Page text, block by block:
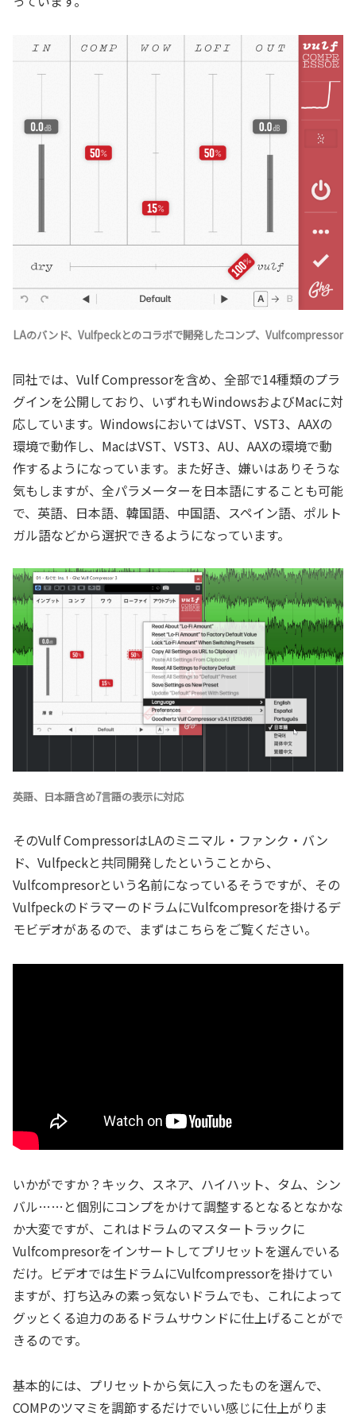
LAのバンド、Vulfpeckとのコラボで開発したコンプ、Vulfcompressor
同社では、Vulf Compressorを含め、全部で14種類のプラ
グインを公開しており、いずれもWindowsおよびMacに対
応しています。WindowsにおいてはVST、VST3、AAXの
環境で動作し、MacはVST、VST3、AU、AAXの環境で動
作するようになっています。また好き、嫌いはありそうな
気もしますが、全パラメーターを日本語にすることも可能
で、英語、日本語、韓国語、中国語、スペイン語、ポルト
ガル語などから選択できるようになっています。
英語、日本語含め7言語の表示に対応
そのVulf CompressorはLAのミニマル・ファンク・バン
ド、Vulfpeckと共同開発したということから、
Vulfcompresorという名前になっているそうですが、その
VulfpeckのドラマーのドラムにVulfcompresorを掛けるデ
モビデオがあるので、まずはこちらをご覧ください。
いかがですか？キック、スネア、ハイハット、タム、シン
バル……と個別にコンプをかけて調整するとなるとなかな
か大変ですが、これはドラムのマスタートラックに
Vulfcompresorをインサートしてプリセットを選んでいる
だけ。ビデオでは生ドラムにVulfcompressorを掛けてい
ますが、打ち込みの素っ気ないドラムでも、これによって
グッとくる迫力のあるドラムサウンドに仕上げることがで
きるのです。
基本的には、プリセットから気に入ったものを選んで、
COMPのツマミを調節するだけでいい感じに仕上がりま